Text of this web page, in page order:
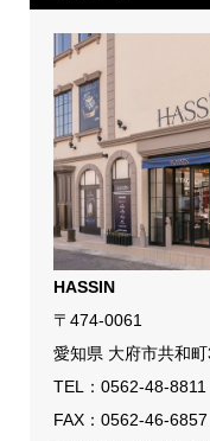
HASSIN
〒474-0061
愛知県 大府市共和
TEL： 0562-48-8811
FAX：0562-46-6857